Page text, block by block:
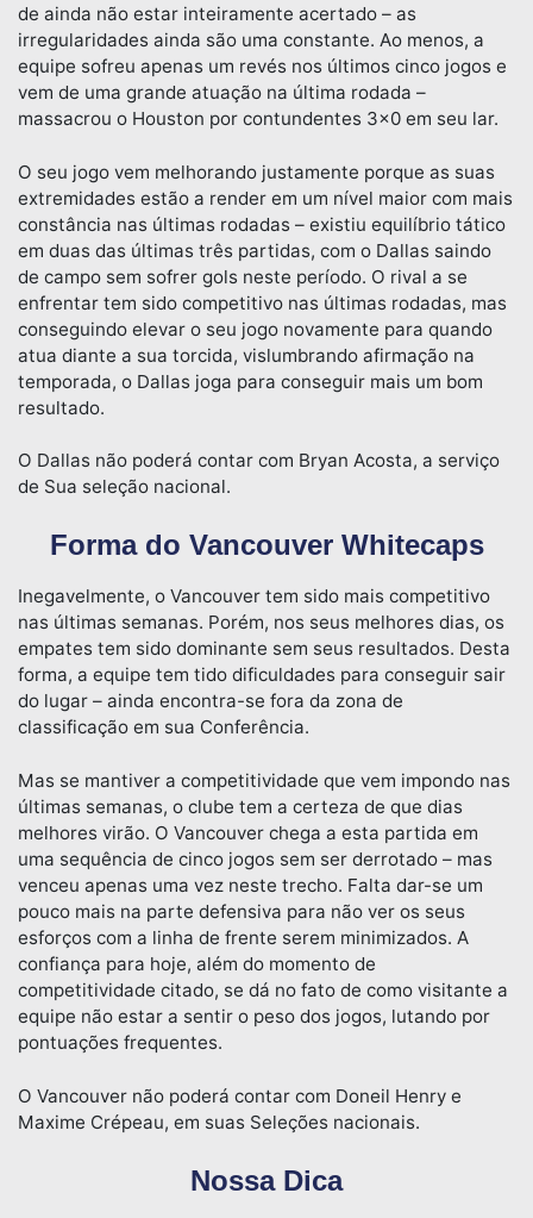
de ainda não estar inteiramente acertado – as
irregularidades ainda são uma constante. Ao menos, a
equipe sofreu apenas um revés nos últimos cinco jogos e
vem de uma grande atuação na última rodada –
massacrou o Houston por contundentes 3×0 em seu lar.
O seu jogo vem melhorando justamente porque as suas
extremidades estão a render em um nível maior com mais
constância nas últimas rodadas – existiu equilíbrio tático
em duas das últimas três partidas, com o Dallas saindo
de campo sem sofrer gols neste período. O rival a se
enfrentar tem sido competitivo nas últimas rodadas, mas
conseguindo elevar o seu jogo novamente para quando
atua diante a sua torcida, vislumbrando afirmação na
temporada, o Dallas joga para conseguir mais um bom
resultado.
O Dallas não poderá contar com Bryan Acosta, a serviço
de Sua seleção nacional.
Forma do Vancouver Whitecaps
Inegavelmente, o Vancouver tem sido mais competitivo
nas últimas semanas. Porém, nos seus melhores dias, os
empates tem sido dominante sem seus resultados. Desta
forma, a equipe tem tido dificuldades para conseguir sair
do lugar – ainda encontra-se fora da zona de
classificação em sua Conferência.
Mas se mantiver a competitividade que vem impondo nas
últimas semanas, o clube tem a certeza de que dias
melhores virão. O Vancouver chega a esta partida em
uma sequência de cinco jogos sem ser derrotado – mas
venceu apenas uma vez neste trecho. Falta dar-se um
pouco mais na parte defensiva para não ver os seus
esforços com a linha de frente serem minimizados. A
confiança para hoje, além do momento de
competitividade citado, se dá no fato de como visitante a
equipe não estar a sentir o peso dos jogos, lutando por
pontuações frequentes.
O Vancouver não poderá contar com Doneil Henry e
Maxime Crépeau, em suas Seleções nacionais.
Nossa Dica